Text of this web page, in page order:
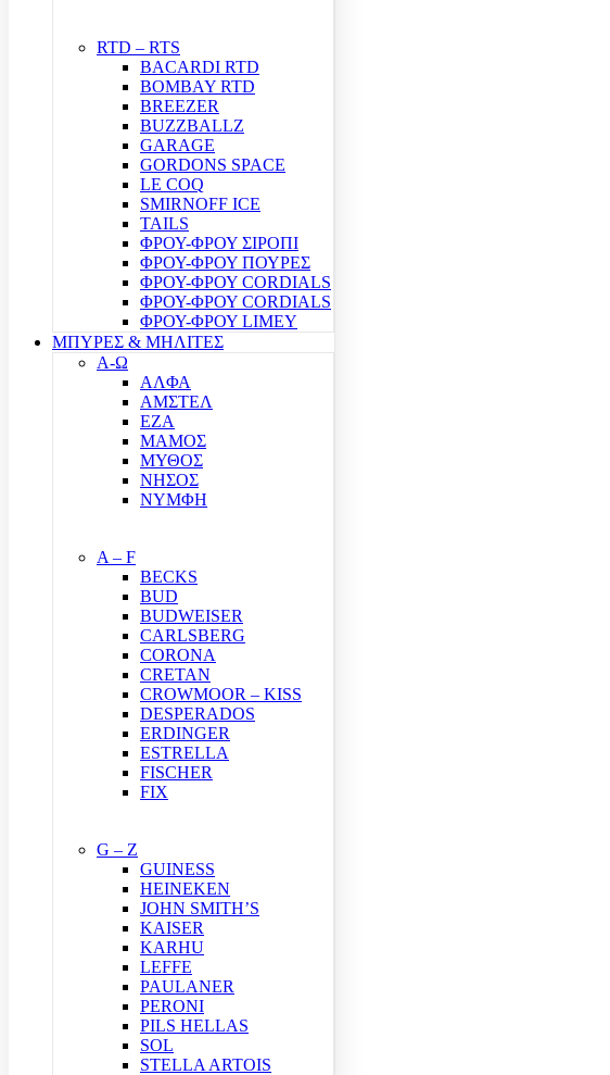
RTD – RTS
BACARDI RTD
BOMBAY RTD
BREEZER
BUZZBALLZ
GARAGE
GORDONS SPACE
LE COQ
SMIRNOFF ICE
TAILS
ΦΡΟΥ-ΦΡΟΥ ΣΙΡΟΠΙ
ΦΡΟΥ-ΦΡΟΥ ΠΟΥΡΕΣ
ΦΡΟΥ-ΦΡΟΥ CORDIALS
ΦΡΟΥ-ΦΡΟΥ CORDIALS
ΦΡΟΥ-ΦΡΟΥ LIMEY
ΜΠΥΡΕΣ & ΜΗΛΙΤΕΣ
Α-Ω
ΑΛΦΑ
ΑΜΣΤΕΛ
ΕΖΑ
ΜΑΜΟΣ
ΜΥΘΟΣ
ΝΗΣΟΣ
ΝΥΜΦΗ
A – F
BECKS
BUD
BUDWEISER
CARLSBERG
CORONA
CRETAN
CROWMOOR – KISS
DESPERADOS
ERDINGER
ESTRELLA
FISCHER
FIX
G – Z
GUINESS
HEINEKEN
JOHN SMITH’S
KAISER
KARHU
LEFFE
PAULANER
PERONI
PILS HELLAS
SOL
STELLA ARTOIS